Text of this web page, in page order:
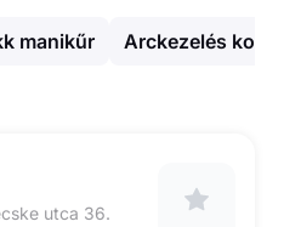
manikűr Arckezelés
utca 36.